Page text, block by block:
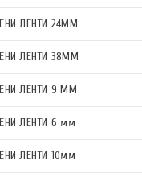
ЛЕНТИ 24ММ
ЛЕНТИ 38ММ
ЛЕНТИ 9 ММ
ЛЕНТИ 6 мм
ЛЕНТИ 10мм